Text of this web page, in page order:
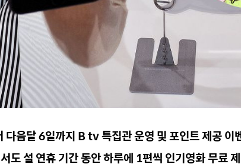
음달 6일까지 B tv 특집관 운영 및 포인트 제공 이
도 설 연휴 기간 동안 하루에 1편씩 인기영화 무료